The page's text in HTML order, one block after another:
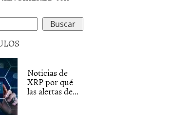
Noticias de
XRP por qué
las alertas de...